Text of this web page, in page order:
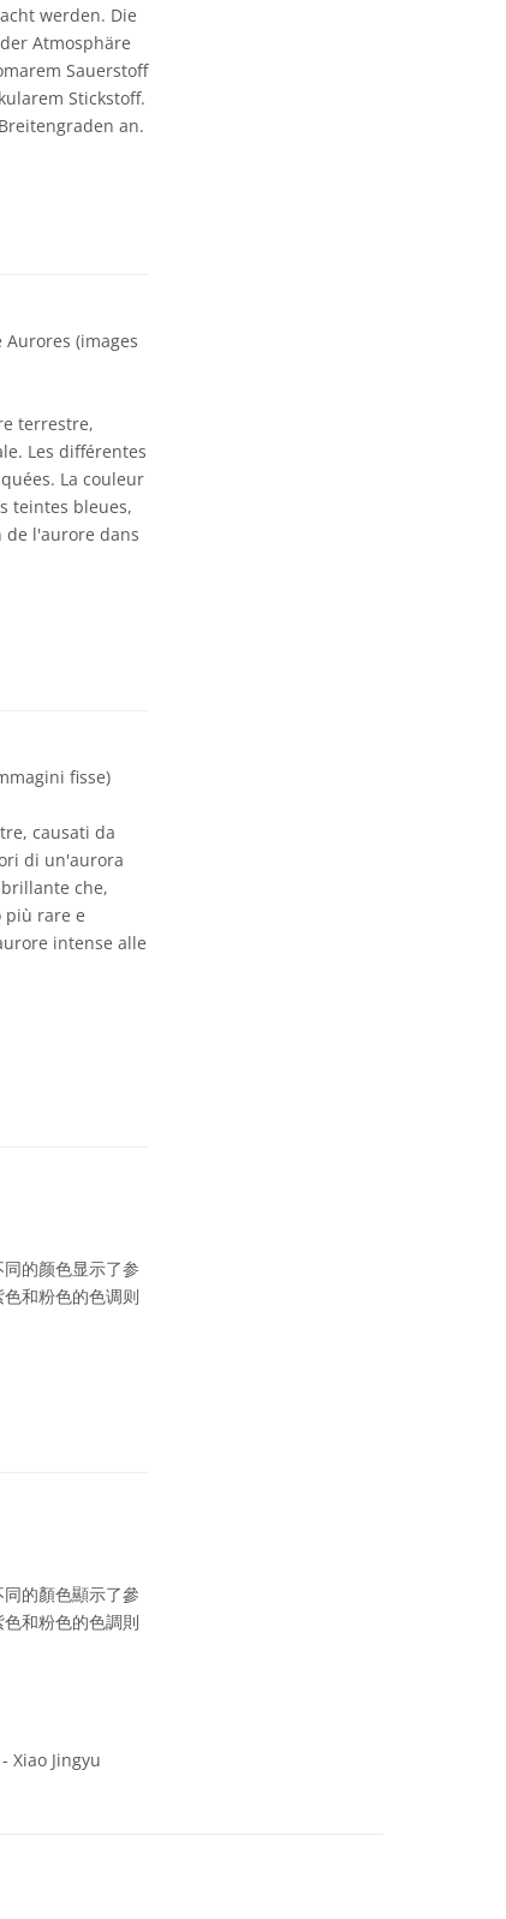
werden. Die
Atmosphäre
Sauerstoff
Stickstoff.
an.
(images
terrestre,
Les différentes
La couleur
teintes bleues,
de l'aurore dans
fisse)
causati da
di un'aurora
che,
più rare e
intense alle
的颜色显示了参
和粉色的色调则
的顏色顯示了參
和粉色的色調則
Jingyu